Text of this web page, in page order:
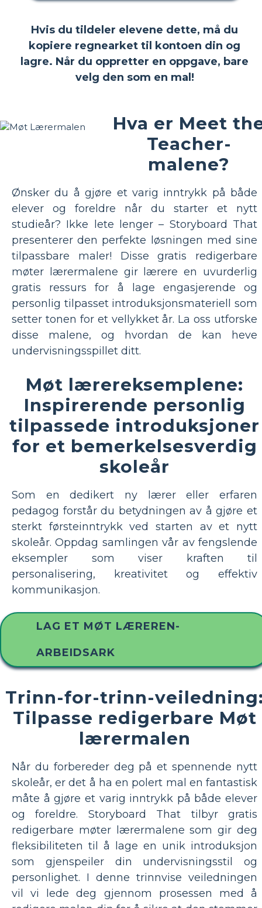
Hvis du tildeler elevene dette, må du
kopiere regnearket til kontoen din og
lagre. Når du oppretter en oppgave, bare
velg den som en mal!
Hva er Meet
Teacher-
malene?
Ønsker du å gjøre et varig inntrykk på både
elever og foreldre når du starter et nytt
studieår? Ikke lete lenger – Storyboard That
presenterer den perfekte løsningen med sine
tilpassbare maler! Disse gratis redigerbare
møter lærermalene gir lærere en uvurderlig
gratis ressurs for å lage engasjerende og
personlig tilpasset introduksjonsmateriell som
setter tonen for et vellykket år. La oss utforske
disse malene, og hvordan de kan heve
undervisningsspillet ditt.
Møt lærereksemplene:
Inspirerende personlig
tilpassede introduksjoner
for et bemerkelsesverdig
skoleår
Som en dedikert ny lærer eller erfaren
pedagog forstår du betydningen av å gjøre et
sterkt førsteinntrykk ved starten av et nytt
skoleår. Oppdag samlingen vår av fengslende
eksempler som viser kraften til
personalisering, kreativitet og effektiv
kommunikasjon.
LAG ET MØT LÆREREN-
ARBEIDSARK
Trinn-for-trinn-
Tilpasse redigerbare Møt
lærermalen
Når du forbereder deg på et spennende nytt
skoleår, er det å ha en polert mal en fantastisk
måte å gjøre et varig inntrykk på både elever
og foreldre. Storyboard That tilbyr gratis
redigerbare møter lærermalene som gir deg
fleksibiliteten til å lage en unik introduksjon
som gjenspeiler din undervisningsstil og
personlighet. I denne trinnvise veiledningen
vil vi lede deg gjennom prosessen med å